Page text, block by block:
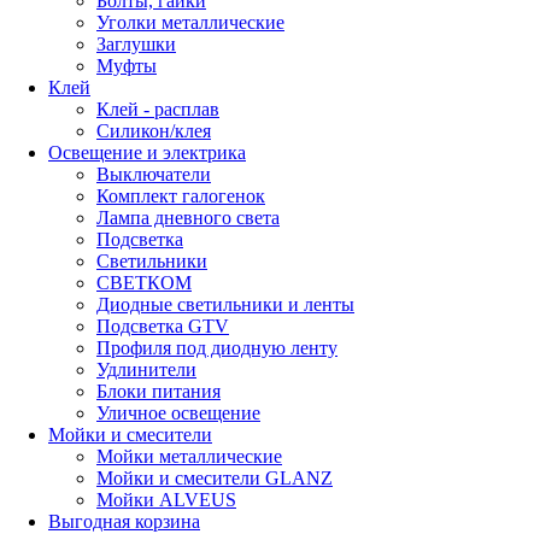
Уголки металлические
Заглушки
Муфты
Клей
Клей - расплав
Силикон/клея
Освещение и электрика
Выключатели
Комплект галогенок
Лампа дневного света
Подсветка
Светильники
СВЕТКОМ
Диодные светильники и ленты
Подсветка GTV
Профиля под диодную ленту
Удлинители
Блоки питания
Уличное освещение
Мойки и смесители
Мойки металлические
Мойки и смесители GLANZ
Мойки ALVEUS
Выгодная корзина